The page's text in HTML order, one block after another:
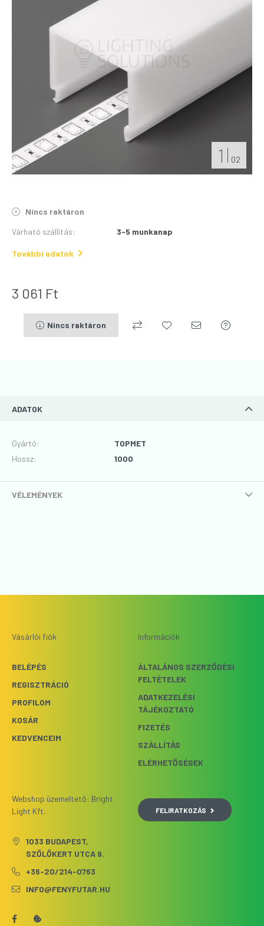
1 02
Nincs raktáron
Várható szállítás: 3-5 munkanap
További adatok
3 061 Ft
Nincs raktáron
ADATOK
Gyártó:
TOPMET
Hossz: 1000
VÉLEMÉNYEK
Vásárlói fiók
BELÉPÉS
REGISZTRÁCIÓ
PROFILOM
KOSÁR
KEDVENCEIM
Információk
ÁLTALÁNOS SZERZŐDÉSI
FELTÉTELEK
ADATKEZELÉSI
TÁJÉKOZTATÓ
FIZETÉS
SZÁLLÍTÁS
ELÉRHETŐSÉGEK
Webshop üzemeltető: Bright
Light Kft.
1033 BUDAPEST,
SZŐLŐKERT UTCA 9.
+36-20/214-0763
INFO@FENYFUTAR.HU
FELIRATKOZÁS